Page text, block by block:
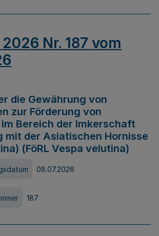
Nr. 187 vom
die Gewährung von
zur Förderung von
Bereich der Imkerschaft
mit der Asiatischen Hornisse
(FöRL Vespa velutina)
08.07.2026
187